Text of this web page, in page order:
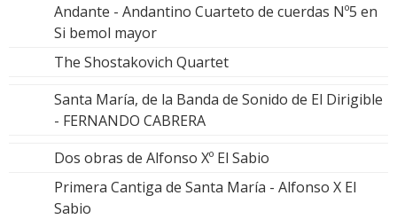
Andante - Andantino Cuarteto de cuerdas Nº5 en
Si bemol mayor
The Shostakovich Quartet
Santa María, de la Banda de Sonido de El Dirigible
- FERNANDO CABRERA
Dos obras de Alfonso Xº El Sabio
Primera Cantiga de Santa María - Alfonso X El
Sabio